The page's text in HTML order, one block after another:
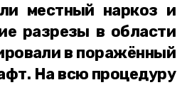
местный наркоз и
разрезы в области
в поражённый
На всю процедуру